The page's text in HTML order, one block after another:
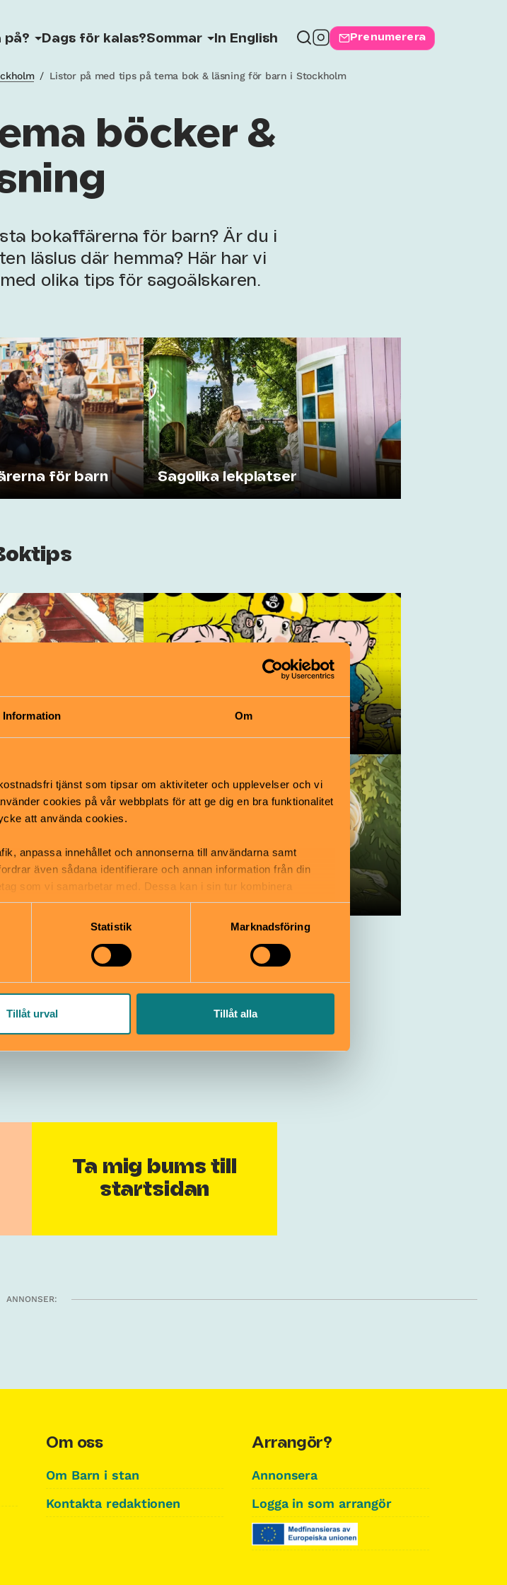
Information Om
tjänst som tipsar om aktiviteter och upplevelser och vi
cookies på vår webbplats för att ge dig en bra funktionalitet
att använda cookies.
anpassa innehållet och annonserna till användarna samt
även sådana identifierare och annan information från din
som vi samarbetar med. Dessa kan i sin tur kombinera
eller som de har samlat in när du har använt deras tjänster.
Statistik Marknadsföring
Tillåt urval Tillåt alla
på? Dags för kalas?Sommar In English Prenumerera
/ Listor på med tips på tema bok & läsning för barn i Stockholm
böcker &
bokaffärerna för barn? Är du i
läslus där hemma? Här har vi
olika tips för sagoälskaren.
för barn Sagolika lekplatser
Boktips för hästälskaren
Ta mig bums till
startsidan
ANNONSER:
Om oss
Om Barn i stan
Kontakta redaktionen
Arrangör?
Annonsera
Logga in som arrangör